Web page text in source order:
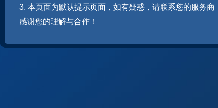
3. 本页面为默认提示页面，如有疑惑，请联系您的服务商
感谢您的理解与合作！